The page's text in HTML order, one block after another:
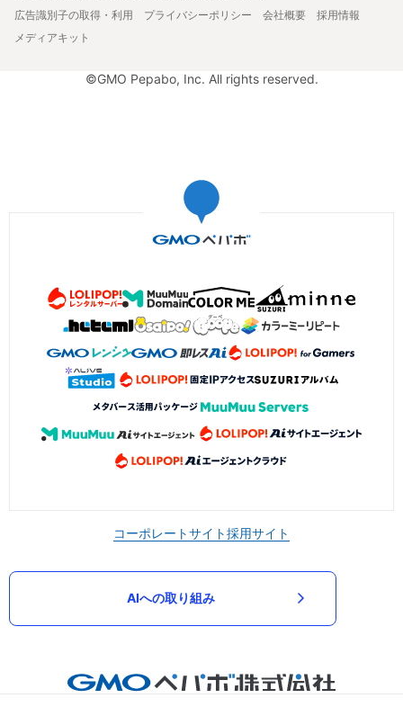
広告識別子の取得・利用
プライバシーポリシー 会社概要
採用情報
メディアキット
©GMO Pepabo, Inc. All rights reserved.
コーポレートサイト採用サイト
AIへの取り組み